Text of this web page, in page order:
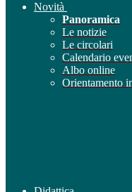
Novità
Panoramica
Le notizie
Le circolari
Calendario
Albo online
Orientamento